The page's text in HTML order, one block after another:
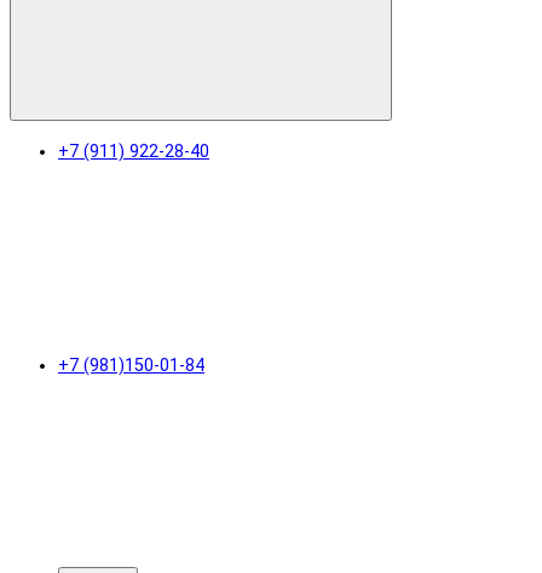
+7 (911) 922-28-40
+7 (981)150-01-84